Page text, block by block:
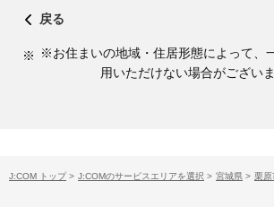
戻る
※お住まいの地域・住居形態によって、
用いただけない場合がございま
J:COM トップ > J:COMのサービスエリアを選択 > 宮城県 > 栗原